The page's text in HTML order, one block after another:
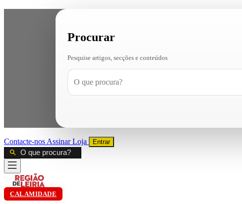
Procurar
Pesquise artigos, secções e conteúdos
Contacte-nos AssinarLoja Entrar
CALAMIDADE